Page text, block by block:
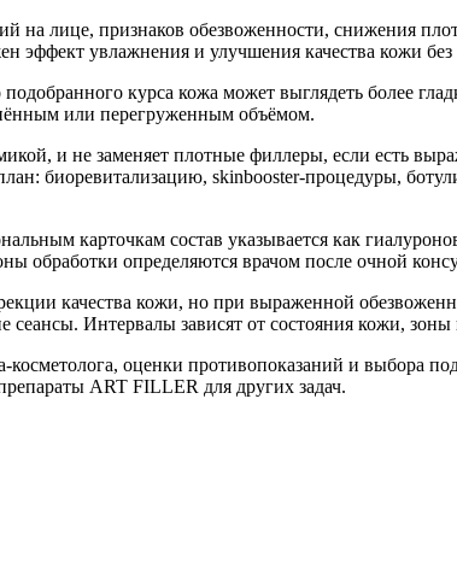
лице, признаков обезвоженности, снижения
эффект увлажнения и улучшения качества кожи
курса кожа может выглядеть более
или перегруженным объёмом.
и не заменяет плотные филлеры, если есть
биоревитализацию, skinbooster-процедуры,
карточкам состав указывается как
обработки определяются врачом после очной
качества кожи, но при выраженной
Интервалы зависят от состояния кожи, зоны
оценки противопоказаний и выбора
ART FILLER для других задач.